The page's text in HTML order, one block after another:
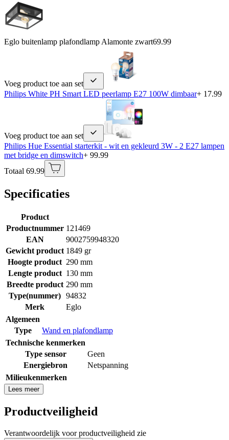
Eglo buitenlamp plafondlamp Alamonte zwart69.99
Voeg product toe aan set
Philips White PH Smart LED peerlamp E27 100W dimbaar+ 17.99
Voeg product toe aan set
Philips Hue Essential starterkit - wit en gekleurd 3W - 2 E27 lampen
met bridge en dimswitch+ 99.99
Totaal 69.99
Specificaties
Product
Productnummer 121469
EAN
9002759948320
Gewicht product 1849 gr
Hoogte product 290 mm
Lengte product 130 mm
Breedte product 290 mm
Type(nummer) 94832
Merk
Eglo
Algemeen
Type
Wand en plafondlamp
Technische kenmerken
Type sensor
Geen
Energiebron
Netspanning
Milieukenmerken
Lees meer
Productveiligheid
Verantwoordelijk voor productveiligheid zie